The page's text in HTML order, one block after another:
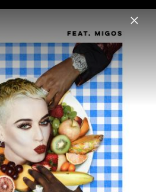
Menu
Videos Fotos
He's Mine" (2024)